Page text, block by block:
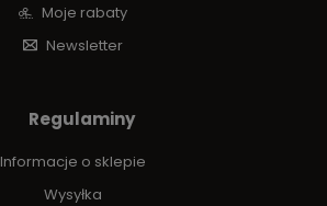
Moje rabaty
Newsletter
Regulaminy
Informacje o sklepie
Wysyłka